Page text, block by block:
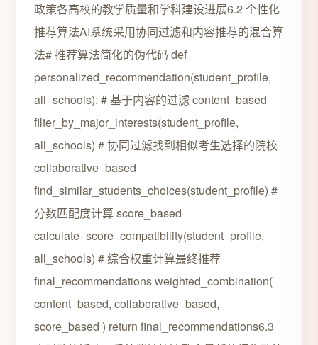
政策各高校的教学质量和学科建设进展6.2 个性化
推荐算法AI系统采用协同过滤和内容推荐的混合算
法# 推荐算法简化的伪代码 def
personalized_recommendation(student_profile,
all_schools): # 基于内容的过滤 content_based
filter_by_major_interests(student_profile,
all_schools) # 协同过滤找到相似考生选择的院校
collaborative_based
find_similar_students_choices(student_profile) #
分数匹配度计算 score_based
calculate_score_compatibility(student_profile,
all_schools) # 综合权重计算最终推荐
final_recommendations weighted_combination(
content_based, collaborative_based,
score_based ) return final_recommendations6.3